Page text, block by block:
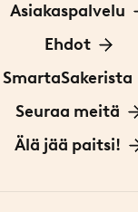
Asiakaspalvelu
Ota yhteyttä
Ehdot
Tietoa evästeistä
Yksityisyydensuoja
Sopimusehdot
SmartaSakerista
Meistä
Myymälä
Seuraa meitä
Innovaattoriblogi
Älä jää paitsi!